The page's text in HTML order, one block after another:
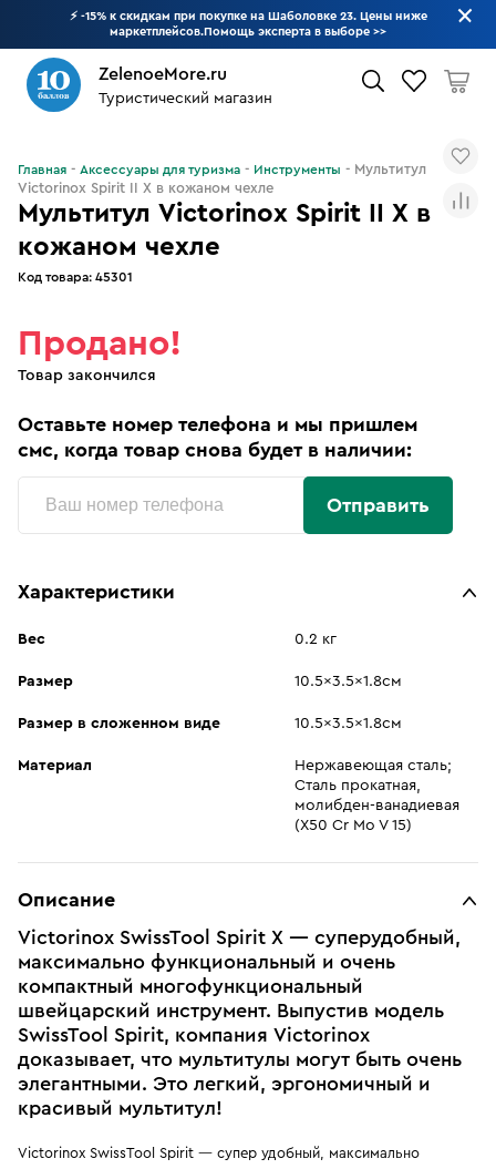
⚡ -15% к скидкам при покупке на Шаболовке 23. Цены ниже
маркетплейсов.Помощь эксперта в выборе >>
ZelenoeMore.ru
Туристический магазин
Мультитул Victorinox Spirit II X в
кожаном чехле
Код товара: 45301
Главная Аксессуары для туризма Инструменты
Мультитул
Victorinox Spirit II X в кожаном чехле
Продано!
Товар закончился
Оставьте номер телефона и мы пришлем
смс, когда товар снова будет в наличии:
Отправить
Характеристики
Вес 0.2 кг
Размер 10.5x3.5x1.8см
Размер в сложенном виде 10.5x3.5x1.8см
Материал
Нержавеющая сталь;
Сталь прокатная,
молибден-ванадиевая
(X50 Cr Mo V 15)
Описание
Victorinox SwissTool Spirit X — суперудобный,
максимально функциональный и очень
компактный многофункциональный
швейцарский инструмент. Выпустив модель
SwissTool Spirit, компания Victorinox
доказывает, что мультитулы могут быть очень
элегантными. Это легкий, эргономичный и
красивый мультитул!
Victorinox SwissTool Spirit — супер удобный, максимально